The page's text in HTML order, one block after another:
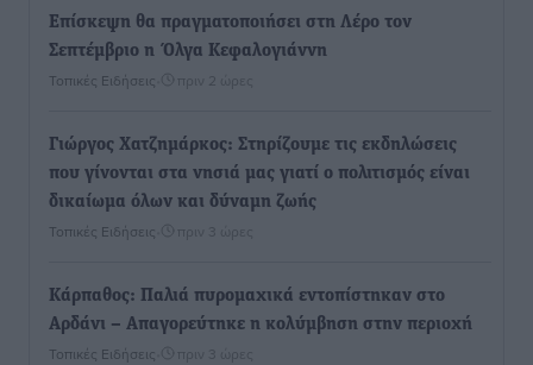
Επίσκεψη θα πραγματοποιήσει στη Λέρο τον
Σεπτέμβριο η Όλγα Κεφαλογιάννη
Τοπικές Ειδήσεις πριν 2 ώρες
Γιώργος Χατζημάρκος: Στηρίζουμε τις εκδηλώσεις
που γίνονται στα νησιά μας γιατί ο πολιτισμός είναι
δικαίωμα όλων και δύναμη ζωής
Τοπικές Ειδήσεις πριν 3 ώρες
Κάρπαθος: Παλιά πυρομαχικά εντοπίστηκαν στο
Αρδάνι – Απαγορεύτηκε η κολύμβηση στην περιοχή
Τοπικές Ειδήσεις πριν 3 ώρες